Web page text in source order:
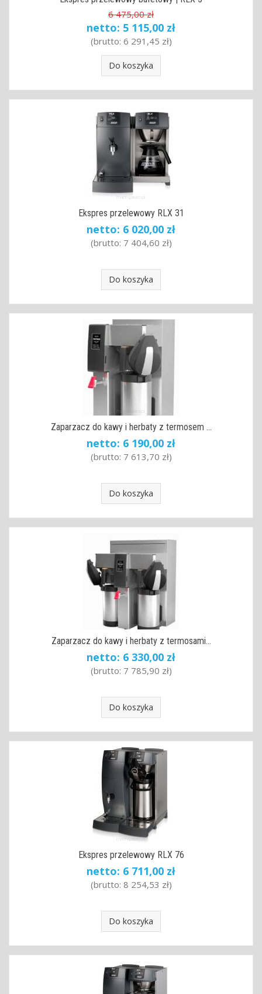
6 475,00 zł
netto: 5 115,00 zł
(brutto: 6 291,45 zł)
Do koszyka
Ekspres przelewowy RLX 31
netto: 6 020,00 zł
(brutto: 7 404,60 zł)
Do koszyka
Zaparzacz do kawy i herbaty z termosem ...
netto: 6 190,00 zł
(brutto: 7 613,70 zł)
Do koszyka
Zaparzacz do kawy i herbaty z termosami...
netto: 6 330,00 zł
(brutto: 7 785,90 zł)
Do koszyka
Ekspres przelewowy RLX 76
netto: 6 711,00 zł
(brutto: 8 254,53 zł)
Do koszyka